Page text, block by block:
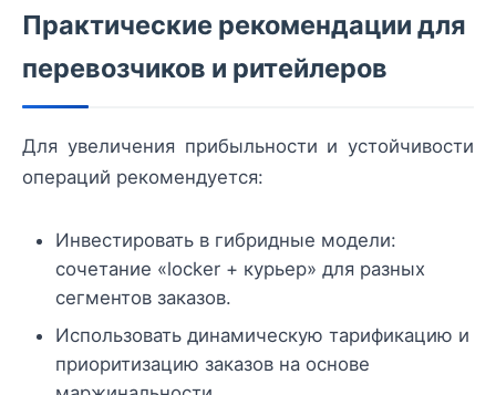
Практические рекомендации для
перевозчиков и ритейлеров
Для увеличения прибыльности и устойчивости
операций рекомендуется:
Инвестировать в гибридные модели:
сочетание «locker + курьер» для разных
сегментов заказов.
Использовать динамическую тарификацию и
приоритизацию заказов на основе